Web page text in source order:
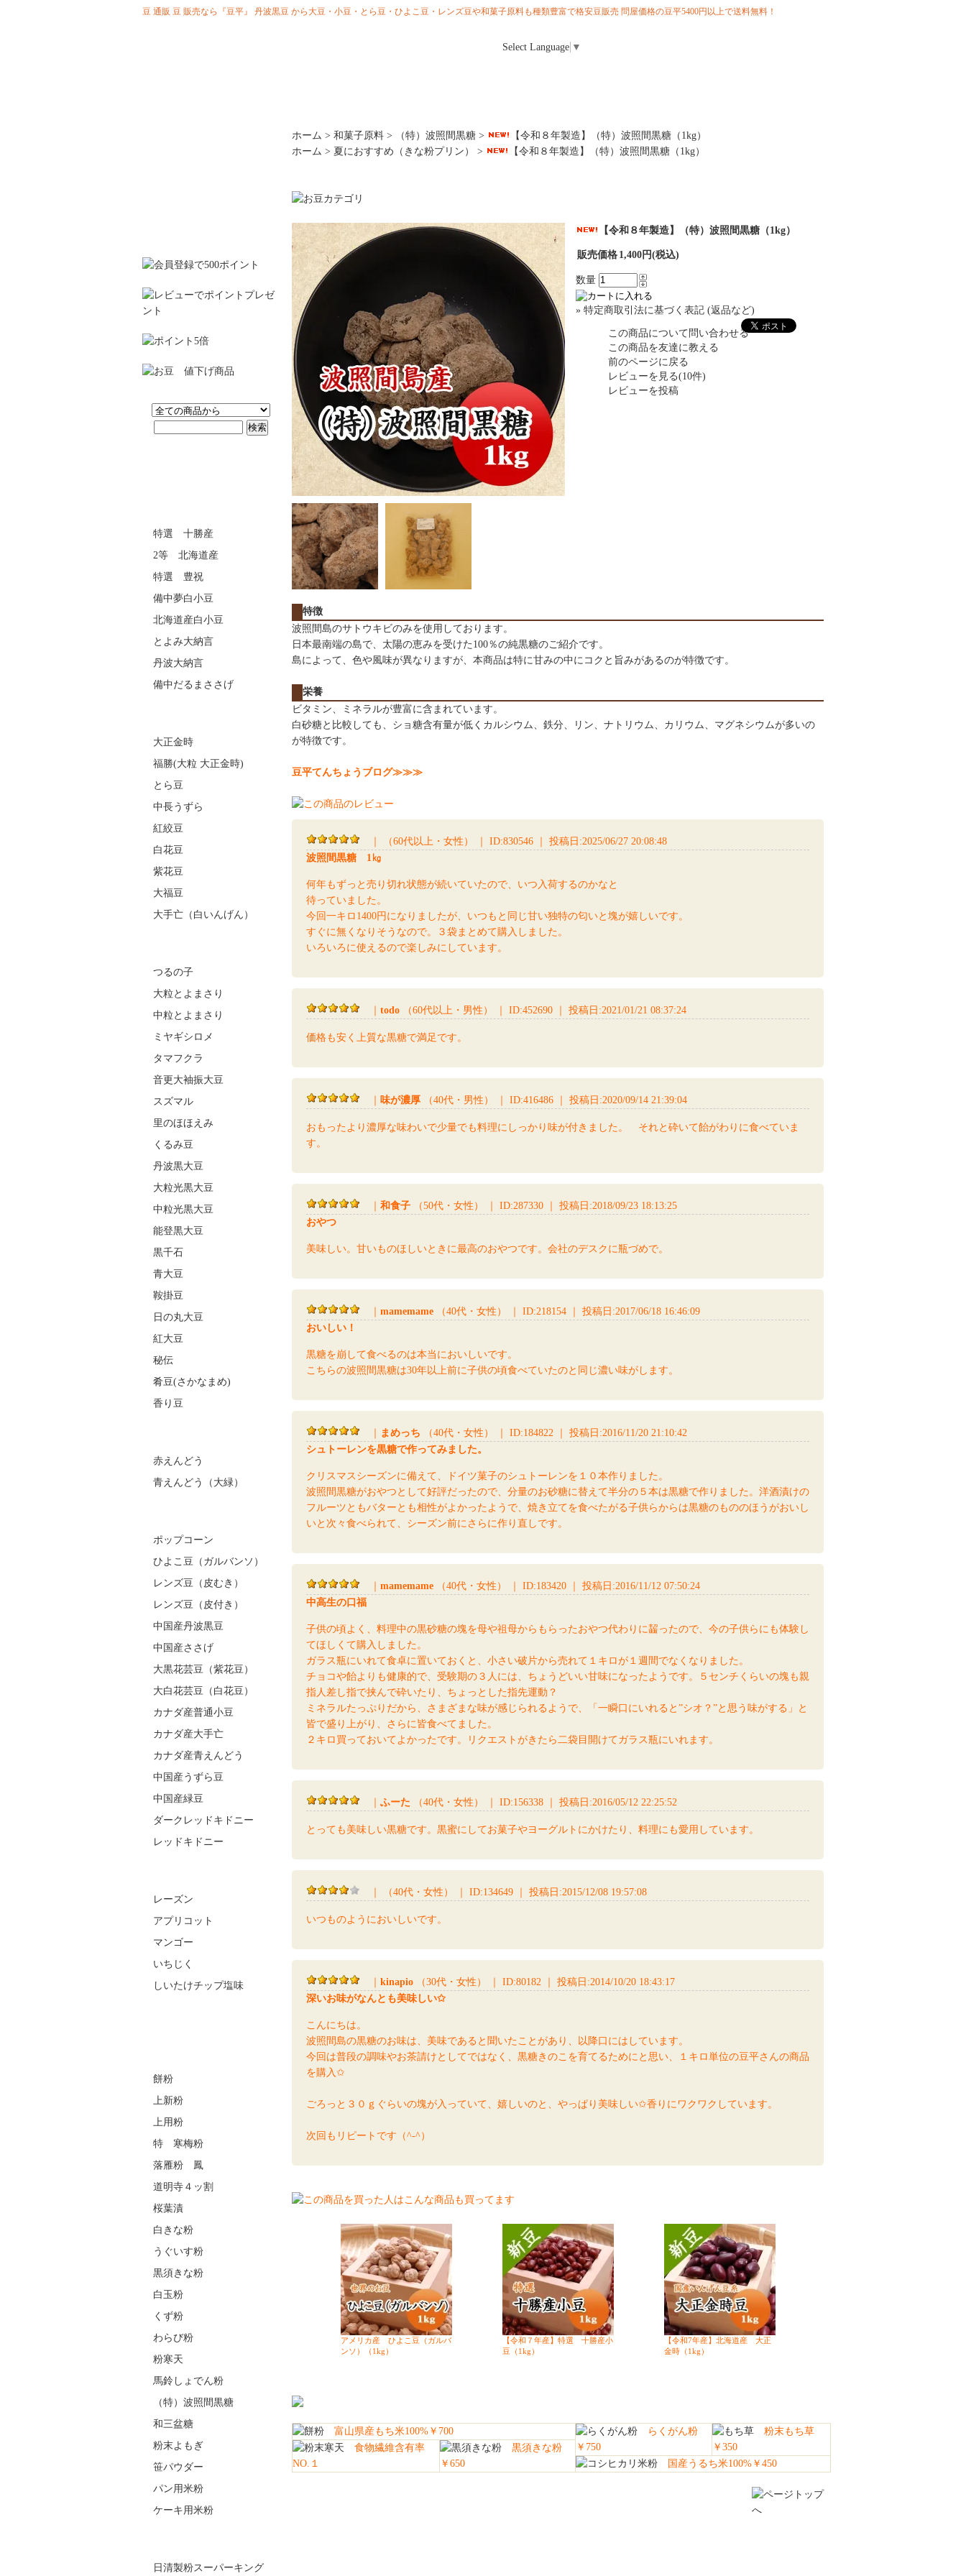
豆 通販 豆 販売なら『豆平』 丹波黒豆 から大豆・小豆・とら豆・ひよこ豆・レンズ豆や和菓子原料も種類豊富で格安豆販売 問屋価格の豆平5400円以上で送料無料！
Select Language ▼
特選 十勝産
2等 北海道産
特選 豊祝
備中夢白小豆
北海道産白小豆
とよみ大納言
丹波大納言
備中だるまささげ
大正金時
福勝(大粒 大正金時)
とら豆
中長うずら
紅絞豆
白花豆
紫花豆
大福豆
大手亡（白いんげん）
つるの子
大粒とよまさり
中粒とよまさり
ミヤギシロメ
タマフクラ
音更大袖振大豆
スズマル
里のほほえみ
くるみ豆
丹波黒大豆
大粒光黒大豆
中粒光黒大豆
能登黒大豆
黒千石
青大豆
鞍掛豆
日の丸大豆
紅大豆
秘伝
肴豆(さかなまめ)
香り豆
赤えんどう
青えんどう（大緑）
ポップコーン
ひよこ豆（ガルバンソ）
レンズ豆（皮むき）
レンズ豆（皮付き）
中国産丹波黒豆
中国産ささげ
大黒花芸豆（紫花豆）
大白花芸豆（白花豆）
カナダ産普通小豆
カナダ産大手亡
カナダ産青えんどう
中国産うずら豆
中国産緑豆
ダークレッドキドニー
レッドキドニー
レーズン
アプリコット
マンゴー
いちじく
しいたけチップ塩味
餅粉
上新粉
上用粉
特 寒梅粉
落雁粉 鳳
道明寺４ッ割
桜葉漬
白きな粉
うぐいす粉
黒須きな粉
白玉粉
くず粉
わらび粉
粉寒天
馬鈴しょでん粉
（特）波照間黒糖
和三盆糖
粉末よもぎ
笹パウダー
パン用米粉
ケーキ用米粉
日清製粉スーパーキング
ホーム > 和菓子原料 > （特）波照間黒糖 >
【令和８年製造】（特）波照間黒糖（1kg）
ホーム > 夏におすすめ（きな粉プリン） > 【令和８年製造】（特）波照間黒糖（1kg）
【令和８年製造】（特）波照間黒糖（1kg）
販売価格 1,400円(税込)
数量
» 特定商取引法に基づく表記 (返品など)
この商品について問い合わせる
この商品を友達に教える
前のページに戻る
レビューを見る(10件)
レビューを投稿
特徴
波照間島のサトウキビのみを使用しております。
日本最南端の島で、太陽の恵みを受けた100％の純黒糖のご紹介です。
島によって、色や風味が異なりますが、本商品は特に甘みの中にコクと旨みがあるのが特徴です。
栄養
ビタミン、ミネラルが豊富に含まれています。
白砂糖と比較しても、ショ糖含有量が低くカルシウム、鉄分、リン、ナトリウム、カリウム、マグネシウムが多いの
が特徴です。
豆平てんちょうブログ≫≫≫
（60代以上・女性） ID:830546
投稿日:2025/06/27 20:08:48
波照間黒糖 1㎏
何年もずっと売り切れ状態が続いていたので、いつ入荷するのかなと
待っていました。
今回一キロ1400円になりましたが、いつもと同じ甘い独特の匂いと塊が嬉しいです。
すぐに無くなりそうなので。３袋まとめて購入しました。
いろいろに使えるので楽しみにしています。
todo （60代以上・男性） ID:452690 投稿日:2021/01/21 08:37:24
価格も安く上質な黒糖で満足です。
味が濃厚 （40代・男性） ID:416486 投稿日:2020/09/14 21:39:04
おもったより濃厚な味わいで少量でも料理にしっかり味が付きました。 それと砕いて飴がわりに食べていま
す。
和食子 （50代・女性） ID:287330
投稿日:2018/09/23 18:13:25
おやつ
美味しい。甘いものほしいときに最高のおやつです。会社のデスクに瓶づめで。
mamemame （40代・女性） ID:218154
投稿日:2017/06/18 16:46:09
おいしい！
黒糖を崩して食べるのは本当においしいです。
こちらの波照間黒糖は30年以上前に子供の頃食べていたのと同じ濃い味がします。
まめっち （40代・女性） ID:184822
投稿日:2016/11/20 21:10:42
シュトーレンを黒糖で作ってみました。
クリスマスシーズンに備えて、ドイツ菓子のシュトーレンを１０本作りました。
波照間黒糖がおやつとして好評だったので、分量のお砂糖に替えて半分の５本は黒糖で作りました。洋酒漬けの
フルーツともバターとも相性がよかったようで、焼き立てを食べたがる子供らからは黒糖のもののほうがおいし
いと次々食べられて、シーズン前にさらに作り直しです。
mamemame （40代・女性） ID:183420
投稿日:2016/11/12 07:50:24
中高生の口福
子供の頃よく、料理中の黒砂糖の塊を母や祖母からもらったおやつ代わりに齧ったので、今の子供らにも体験し
てほしくて購入しました。
ガラス瓶にいれて食卓に置いておくと、小さい破片から売れて１キロが１週間でなくなりました。
チョコや飴よりも健康的で、受験期の３人には、ちょうどいい甘味になったようです。５センチくらいの塊も親
指人差し指で挟んで砕いたり、ちょっとした指先運動？
ミネラルたっぷりだから、さまざまな味が感じられるようで、「一瞬口にいれると”シオ？”と思う味がする」と
皆で盛り上がり、さらに皆食べてました。
２キロ買っておいてよかったです。リクエストがきたら二袋目開けてガラス瓶にいれます。
ふーた （40代・女性） ID:156338 投稿日:2016/05/12 22:25:52
とっても美味しい黒糖です。黒蜜にしてお菓子やヨーグルトにかけたり、料理にも愛用しています。
（40代・女性） ID:134649 投稿日:2015/12/08 19:57:08
いつものようにおいしいです。
kinapio （30代・女性） ID:80182
投稿日:2014/10/20 18:43:17
深いお味がなんとも美味しい✩
こんにちは。
波照間島の黒糖のお味は、美味であると聞いたことがあり、以降口にはしています。
今回は普段の調味やお茶請けとしてではなく、黒糖きのこを育てるためにと思い、１キロ単位の豆平さんの商品
を購入✩
ごろっと３０ｇぐらいの塊が入っていて、嬉しいのと、やっぱり美味しい✩香りにワクワクしています。
次回もリピートです（^-^）
アメリカ産 ひよこ豆（ガルバ
ンソ）（1kg）
【令和７年産】特選 十勝産小
豆（1kg）
【令和7年産】北海道産 大正
金時（1kg）
富山県産もち米100%￥700
らくがん粉
￥750
粉末もち草
￥350
食物繊維含有率
NO.１
黒須きな粉
￥650
国産うるち米100%￥450